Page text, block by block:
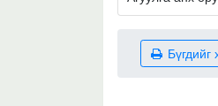
Бүгдийг